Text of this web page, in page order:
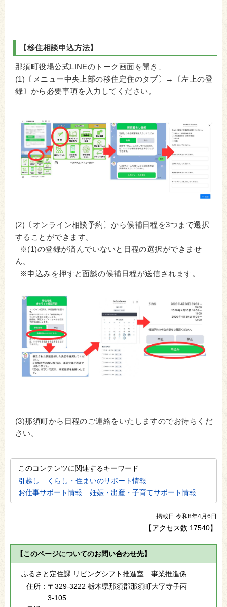
【移住相談申込方法】
那須町役場公式LINEのトーク画面を開き、
(1)〔メニュー中央上部の移住定住のタブ〕→〔左上の登
録〕から必要事項を入力してください。
(2)〔オンライン相談予約〕から候補日程を3つまで選択
することができます。
※(1)の登録が済んでいないと日程の選択ができませ
ん。
※申込みを押すと面談の候補日程が送信されます。
(3)那須町から日程のご連絡をいたしますのでお待ちくだ
さい。
このコンテンツに関連するキーワード
引越し
くらし・住まいのサポート情報
お仕事サポート情報
妊娠・出産・子育てサポート情報
掲載日 令和8年4月6日
【アクセス数 17540】
【このページについてのお問い合わせ先】
ふるさと定住課 リビングシフト推進室 事業推進係
住所： 〒329-3222 栃木県那須郡那須町大字寺子丙
3-105